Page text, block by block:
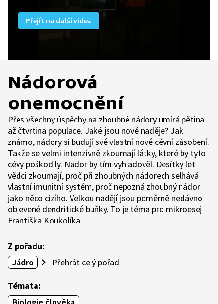
Přejít na další videa
Nádorová
onemocnění
Přes všechny úspěchy na zhoubné nádory umírá pětina
až čtvrtina populace. Jaké jsou nové naděje? Jak
známo, nádory si budují své vlastní nové cévní zásobení.
Takže se velmi intenzivně zkoumají látky, které by tyto
cévy poškodily. Nádor by tím vyhladověl. Desítky let
vědci zkoumají, proč při zhoubných nádorech selhává
vlastní imunitní systém, proč nepozná zhoubný nádor
jako něco cizího. Velkou nadějí jsou poměrně nedávno
objevené dendritické buňky. To je téma pro mikroesej
Františka Koukolíka.
Z pořadu:
Jádro
Přehrát celý pořad
Témata: